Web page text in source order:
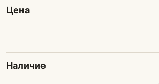
Цена
Наличие